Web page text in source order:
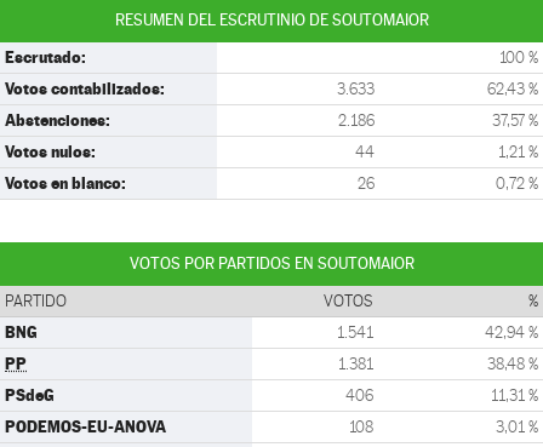
RESUMEN DEL ESCRUTINIO DE SOUTOMAIOR
Escrutado: 100 %
Votos contabilizados: 3.633 62,43 %
Abstenciones: 2.186 37,57 %
Votos nulos: 44 1,21 %
Votos en blanco: 26 0,72 %
VOTOS POR PARTIDOS EN SOUTOMAIOR
PARTIDO VOTOS %
BNG 1.541 42,94 %
PP 1.381 38,48 %
PSdeG 406 11,31 %
PODEMOS-EU-ANOVA 108 3,01 %